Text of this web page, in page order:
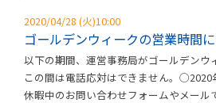
2020/04/28 (火)10:00
ゴールデンウィークの営業時間
以下の期間、運営事務局がゴールデンウ
この間は電話応対はできません。◯2020
休暇中のお問い合わせフォームやメール